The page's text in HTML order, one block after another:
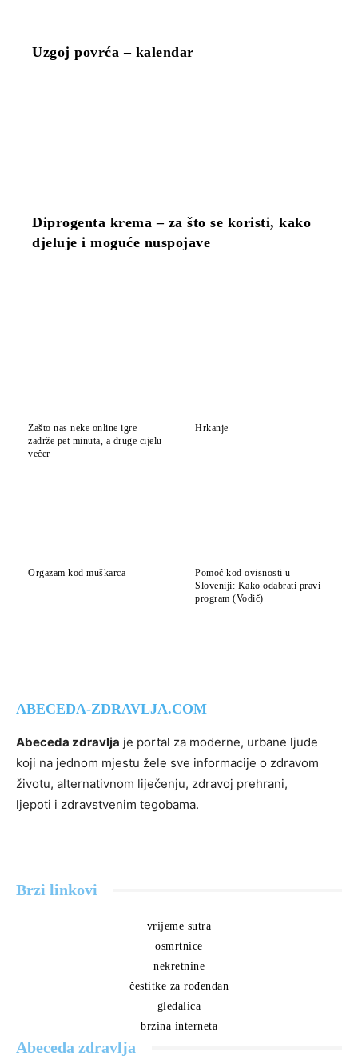
Uzgoj povrća – kalendar
Diprogenta krema – za što se koristi, kako
djeluje i moguće nuspojave
Zašto nas neke online igre
zadrže pet minuta, a druge cijelu
večer
Hrkanje
Orgazam kod muškarca
Pomoć kod ovisnosti u
Sloveniji: Kako odabrati pravi
program (Vodič)
ABECEDA-ZDRAVLJA.COM
Abeceda zdravlja je portal za moderne, urbane ljude
koji na jednom mjestu žele sve informacije o zdravom
životu, alternativnom liječenju, zdravoj prehrani,
ljepoti i zdravstvenim tegobama.
Brzi linkovi
vrijeme sutra
osmrtnice
nekretnine
čestitke za rođendan
gledalica
brzina interneta
Abeceda zdravlja